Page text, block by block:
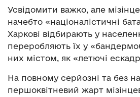
Усвідомити важко, але
начебто «націоналістичні
Харкові відбирають у
переробляють їх у
них містом, як «летючі
На повному серйозні та без
першоквітневий жарт